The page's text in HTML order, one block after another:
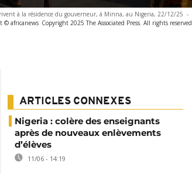
à la résidence du gouverneur, à Minna, au Nigeria, 22/12/25 -
© africanews Copyright 2025 The Associated Press. All rights reserved
ARTICLES CONNEXES
Nigeria : colère des enseignants
après de nouveaux enlèvements
d’élèves
11/06 - 14:19